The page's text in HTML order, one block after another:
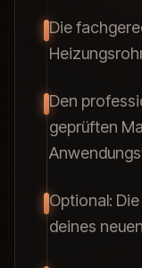
Die
Den
geprüften
Optional:
deines